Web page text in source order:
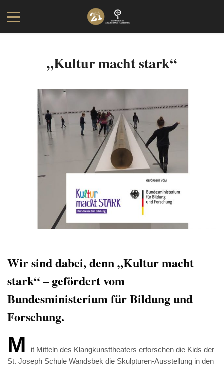
„Kultur macht stark“
Wir sind dabei, denn „Kultur macht
stark“ – gefördert vom
Bundesministerium für Bildung und
Forschung.
M
it Mitteln des Klangkunsttheaters erforschen die Kids der
St. Joseph Schule Wandsbek die Skulpturen-Ausstellung in den